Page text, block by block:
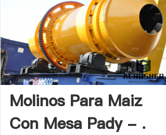
Molinos Para Maiz
Con Mesa Pady - .